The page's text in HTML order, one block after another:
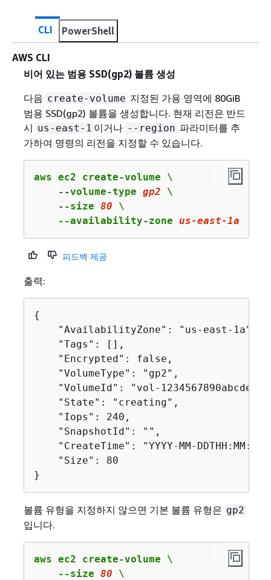
CLI PowerShell
AWS CLI
비어 있는 범용 SSD(gp2) 볼륨 생성
다음 create-volume 지정된 가용 영역에 80GiB
범용 SSD(gp2) 볼륨을 생성합니다. 현재 리전은 반드
시 us-east-1 이거나 --region 파라미터를 추
가하여 명령의 리전을 지정할 수 있습니다.
aws ec2 create-volume \
    --volume-type
gp2 \
    --size
80 \
    --availability-zone
us-east-1a
피드백 제공
출력:
{
    "AvailabilityZone": "us-east-1a",
    "Tags": [],
    "Encrypted": false,
    "VolumeType": "gp2",
"VolumeId": "vol-
    "State": "creating",
    "Iops": 240,
    "SnapshotId": "",
"CreateTime": "YYYY-MM-
    "Size": 80
}
볼륨 유형을 지정하지 않으면 기본 볼륨 유형은 gp2
입니다.
aws ec2 create-volume \
    --size
80 \